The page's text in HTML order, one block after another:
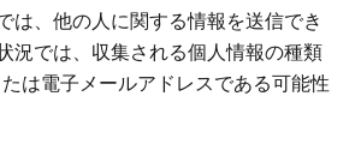
は、他の人に関する情報を送信でき
況では、収集される個人情報の種類
は電子メールアドレスである可能性